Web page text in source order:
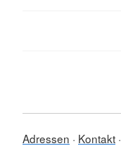
Adressen Kontakt